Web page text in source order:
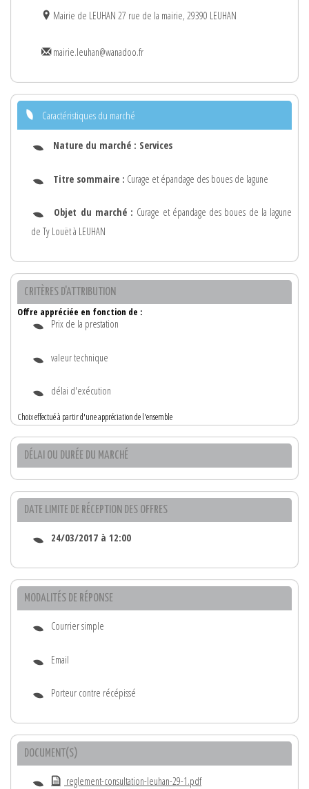
Mairie de LEUHAN 27 rue de la mairie, 29390 LEUHAN
mairie.leuhan@wanadoo.fr
Caractéristiques du marché
Nature du marché : Services
Titre sommaire : Curage et épandage des boues de lagune
Objet du marché : Curage et épandage des boues de la lagune
de Ty Louët à LEUHAN
CRITÈRES D'ATTRIBUTION
Offre appréciée en fonction de :
Prix de la prestation
valeur technique
délai d'exécution
Choix effectué à partir d'une appréciation de l'ensemble
DÉLAI OU DURÉE DU MARCHÉ
DATE LIMITE DE RÉCEPTION DES OFFRES
24/03/2017 à 12:00
MODALITÉS DE RÉPONSE
Courrier simple
Email
Porteur contre récépissé
DOCUMENT(S)
reglement-consultation-leuhan-29-1.pdf